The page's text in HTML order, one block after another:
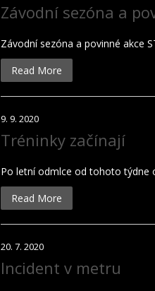
Závodní sezóna a
Závodní sezóna a povinné akce
Read More
9. 9. 2020
Tréninky začínají
Po letní odmlce od tohoto týdne
Read More
20. 7. 2020
Incident v metru